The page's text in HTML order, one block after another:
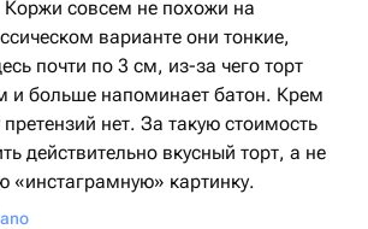
совсем не похожи на
варианте они тонкие,
почти по 3 см, из-за чего торт
и больше напоминает батон. Крем
нет. За такую стоимость
действительно вкусный торт, а не
«инстаграмную» картинку.